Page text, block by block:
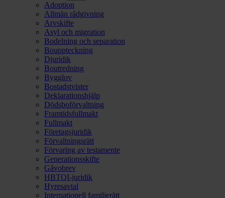
Adoption
Allmän rådgivning
Arvskifte
Asyl och migration
Bodelning och separation
Bouppteckning
Djuridik
Boutredning
Bygglov
Bostadstvister
Deklarationshjälp
Dödsboförvaltning
Framtidsfullmakt
Fullmakt
Företagsjuridik
Förvaltningsrätt
Förvaring av testamente
Generationsskifte
Gåvobrev
HBTQI-juridik
Hyresavtal
Internationell familjerätt